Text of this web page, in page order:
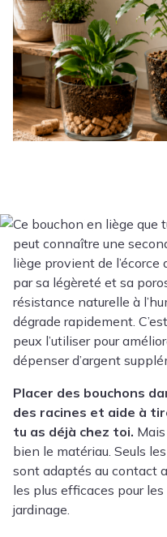
Ce bouchon en liège que
peut connaître une
liège provient de
par sa légèreté et sa
résistance naturelle à
dégrade rapidement.
peux l’utiliser pour
dépenser d’argent
Placer des bouchons
des racines et aide à
tu as déjà chez toi.
bien le matériau. Seuls
sont adaptés au contact
les plus efficaces pour
jardinage.